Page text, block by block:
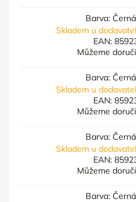
Barva:
Skladem u
EAN:
Můžeme
Barva:
Skladem u
EAN:
Můžeme
Barva:
Skladem u
EAN:
Můžeme
Barva: